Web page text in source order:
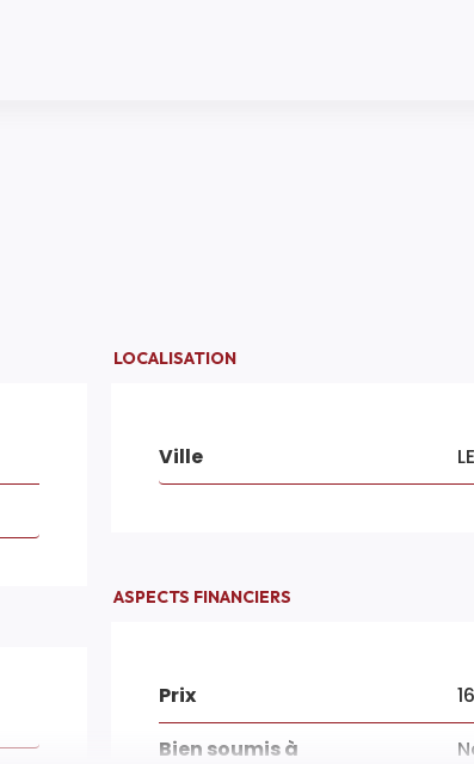
LOCALISATION
Ville
ASPECTS FINANCIERS
Prix
Bien soumis à